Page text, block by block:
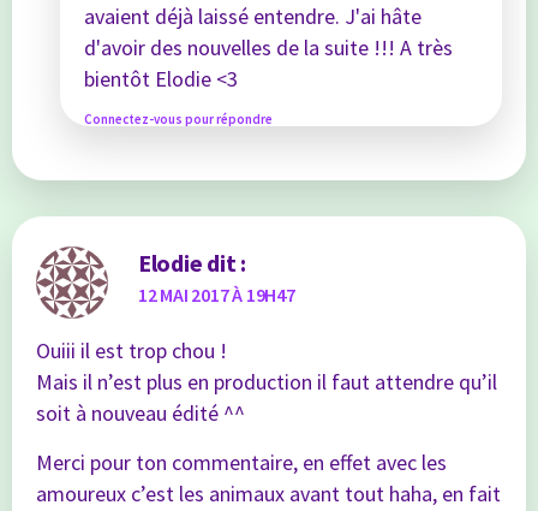
avaient déjà laissé entendre. J'ai hâte
d'avoir des nouvelles de la suite !!! A très
bientôt Elodie <3
Connectez-vous pour répondre
Elodie dit :
12 MAI 2017 À 19H47
Ouiii il est trop chou !
Mais il n’est plus en production il faut attendre qu’il
soit à nouveau édité ^^
Merci pour ton commentaire, en effet avec les
amoureux c’est les animaux avant tout haha, en fait